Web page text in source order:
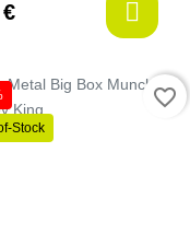
Stock
favorite_border